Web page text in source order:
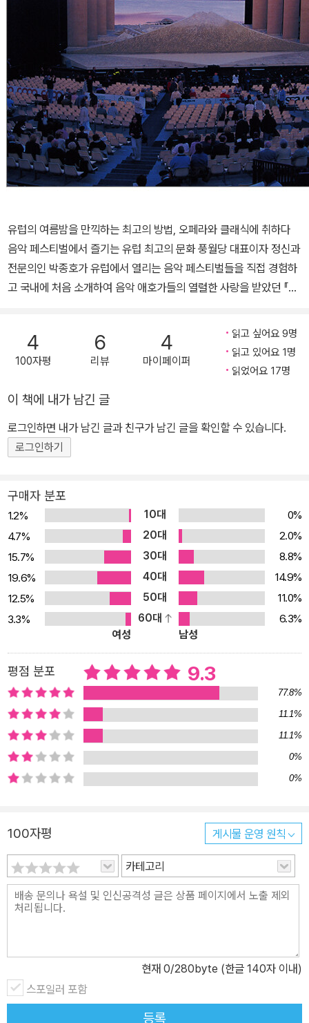
유럽의 여름밤을 만끽하는 최고의 방법, 오페라와 클래식에 취하다
음악 페스티벌에서 즐기는 유럽 최고의 문화 풍월당 대표이자 정신과
전문의인 박종호가 유럽에서 열리는 음악 페스티벌들을 직접 경험하
고 국내에 처음 소개하여 음악 애호가들의 열렬한 사랑을 받았던 『유
에서 27개로 추가하고 그동안 저자가 새로 찾아낸 내용과 사진을 더
해, 유럽 여행자와 음악 순례자들에게 놀라운 정보와 뜨거운 경험담
을 제공해 준다. 이 책을 통해 세계적인 수준의 오페라와 클래식 공연
다. 유럽을 여행하는 또 다른 테마, 음악 여름이면 트렁크를 끌고 유럽
으로 떠나는 여행자들은 많지만, 그곳의 문화를 제대로 경험하고 돌
아오는 경우는 극히 드물다. 이미 잘 알려진 관광지에서 여행사가 짜
놓은 루트에 따라 이동하면서 별다른 감흥이 없는 여정을 이어가다
프로그램에서 벗어나서 진정한 유럽 문화를 제대로 즐길 수 있는 방
법이 바로 음악 페스티벌에 참가하는 것이라고 말한다. 그리고 오스
트리아, 스위스, 독일, 체코, 프랑스, 이탈리아 6개국에서 열리는 음악
페스티벌 27곳을 차례로 소개해 준다. 유럽 음악계는 가을에서 이듬
해 봄까지 이어지는 시즌제로 운영되는 경우가 많으며, 시즌이 끝나
는 여름에는 휴가를 갖는다. 따라서 이때 유럽을 찾는 여행자들은 콘
서트 홀이나 오페라 하우스의 닫힌 문만 바라보다 오게 된다. 하지만
진정한 음악 애호가라면 세계적 수준의 공연과 유명 휴양지를 동시에
즐길 수 있는 방법이 있다. 바로 음악 페스티벌에 참가하는 것이다. 시
즌을 끝내고 모처럼 휴가를 떠난 음악가들이 휴양지에서 저녁마다 여
는 음악제, 이것이 이 책에서 소개하는 음악 페스티벌이다. 어스름 땅
거미가 지면 낮에는 관광지를 구경하던 여행객과 음악가들이 하나둘
페스티벌 장소로 모여든다. 어떤 곳은 멋지게 세워진 페스티벌 전용
오페라 하우스 안이기도 하고, 어떤 곳은 천장이 없어 밤하늘의 별이
그대로 보이는 노천 무대이기도 하다. 때로는 호수 위에 떠 있는 호상
무대를 바라보는 스탠드이거나, 고대 유적으로 둘러싸인 돌계단이기
래식과 오페라를 사랑하는 사람들이 모여서 만들어 내는 유럽 한여름
밤의 뜨거운 무대는, 그곳이 어디든지 간에 우리에게 잊지 못할 추억
을 선사해 줄 것이다. 블록버스터급 공연에서 학구적인 작은 무대까
지 잘츠부르크, 브레겐츠, 뮌헨, 엑상프로방스, 아레나 디 베로나 등에
서 열리는 대형 페스티벌들은 이미 우리에게 잘 알려져 있다. 이곳들
들만 보아도 무대의 화려함과 과감함에 입을 다물지 못할 것이다. 또
한 일부 페스티벌은 음악뿐 아니라 연극, 무용 등을 함께 공연한다. 빈
필하모닉 오케스트라와 카라얀에 의해 급성장한 잘츠부르크 페스티
4
100자평
6
리뷰
4
마이페이퍼
읽고 싶어요 9명
읽고 있어요 1명
읽었어요 17명
이 책에 내가 남긴 글
로그인하면 내가 남긴 글과 친구가 남긴 글을 확인할 수 있습니다.
로그인하기
구매자 분포
1.2% 10대
0%
4.7%
20대
2.0%
15.7%
30대
8.8%
19.6%
40대
14.9%
12.5%
50대
11.0%
3.3%
60대
6.3%
여성
남성
평점 분포 9.3
77.8%
11.1%
11.1%
0%
0%
100자평 게시물 운영 원칙
카테고리
현재 0/280byte (한글 140자 이내)
스포일러 포함
등록